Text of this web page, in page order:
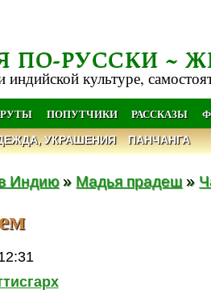
ПО-РУССКИ ~
культуре,
ПОПУТЧИКИ РАССКАЗЫ
УКРАШЕНИЯ ПАНЧАНГА
Индию» Мадья прадеш »